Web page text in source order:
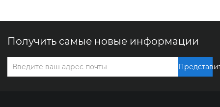
Получить самые новые информации